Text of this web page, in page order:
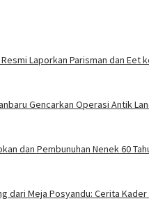
Laporkan Parisman dan Eet
Gencarkan Operasi Antik
dan Pembunuhan Nenek 60
dari Meja Posyandu: Cerita